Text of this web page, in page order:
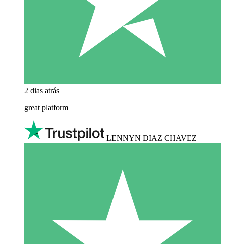
2 dias atrás
great platform
LENNYN DIAZ CHAVEZ